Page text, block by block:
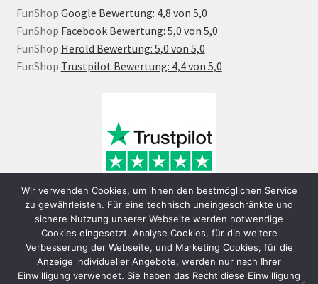
FunShop Google Bewertung: 4,8 von 5,0
FunShop Facebook Bewertung: 5,0 von 5,0
FunShop Herold Bewertung: 5,0 von 5,0
FunShop Trustpilot Bewertung: 4,4 von 5,0
Wir verwenden Cookies, um ihnen den bestmöglichen Service
zu gewährleisten. Für eine technisch uneingeschränkte und
sichere Nutzung unserer Webseite werden notwendige
Cookies eingesetzt. Analyse Cookies, für die weitere
Verbesserung der Webseite, und Marketing Cookies, für die
Anzeige individueller Angebote, werden nur nach Ihrer
Einwilligung verwendet. Sie haben das Recht diese Einwilligung